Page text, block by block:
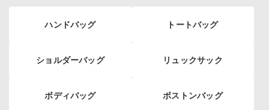
ハンドバッグ トートバッグ
ショルダーバッグ リュックサック
ボディバッグ ボストンバッグ